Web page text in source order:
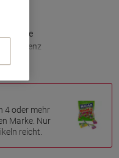
Effizienz
4 oder mehr
Marke. Nur
reicht.